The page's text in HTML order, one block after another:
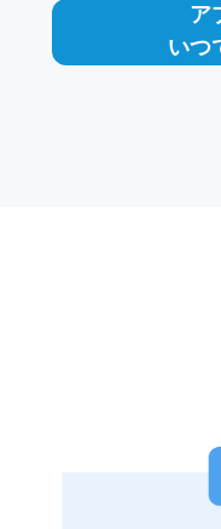
ア
いつ